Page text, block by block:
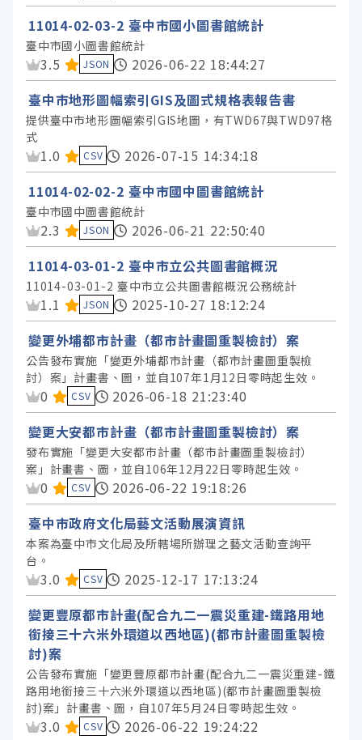
11014-02-03-2 臺中市國小圖書館統計
臺中市國小圖書館統計
資料集評分：
3.5 JSON
2026-06-22 18:44:27
臺中市地形圖幅索引GIS及圖式規格表報告書
提供臺中市地形圖幅索引GIS地圖，有TWD67與TWD97格
式
資料集評分：
1.0 CSV
2026-07-15 14:34:18
11014-02-02-2 臺中市國中圖書館統計
臺中市國中圖書館統計
資料集評分：
2.3 JSON
2026-06-21 22:50:40
11014-03-01-2 臺中市立公共圖書館概況
11014-03-01-2 臺中市立公共圖書館概況公務統計
資料集評分：
1.1 JSON
2025-10-27 18:12:24
變更外埔都市計畫（都市計畫圖重製檢討）案
公告發布實施「變更外埔都市計畫（都市計畫圖重製檢
討）案」計畫書、圖，並自107年1月12日零時起生效。
資料集評分：
0 CSV
2026-06-18 21:23:40
變更大安都市計畫（都市計畫圖重製檢討）案
發布實施「變更大安都市計畫（都市計畫圖重製檢討）
案」計畫書、圖，並自106年12月22日零時起生效。
資料集評分：
0 CSV
2026-06-22 19:18:26
臺中市政府文化局藝文活動展演資訊
本案為臺中市文化局及所轄場所辦理之藝文活動查詢平
台。
資料集評分：
3.0 CSV
2025-12-17 17:13:24
變更豐原都市計畫(配合九二一震災重建-鐵路用地
銜接三十六米外環道以西地區)(都市計畫圖重製檢
討)案
公告發布實施「變更豐原都市計畫(配合九二一震災重建-鐵
路用地銜接三十六米外環道以西地區)(都市計畫圖重製檢
討)案」計畫書、圖，自107年5月24日零時起生效。
資料集評分：
3.0 CSV
2026-06-22 19:24:22